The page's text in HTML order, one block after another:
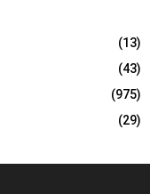
(13)
(43)
(975)
(29)